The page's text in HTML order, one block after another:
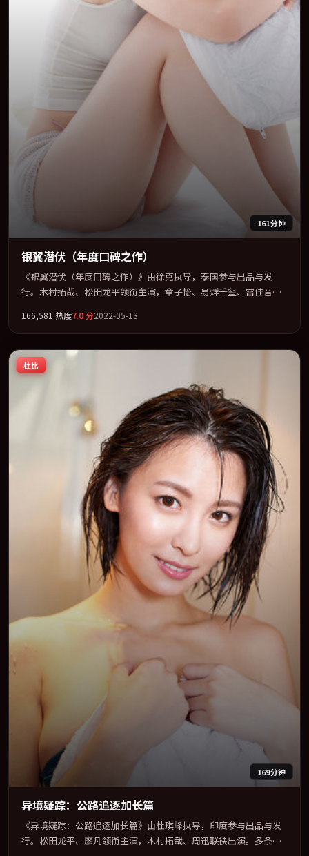
161分钟
银翼潜伏（年度口碑之作）
《银翼潜伏（年度口碑之作）》由徐克执导，泰国参与出品与发
行。木村拓哉、松田龙平领衔主演，章子怡、易烊千玺、雷佳音、
全片以「传记」类型为骨架，在叙事、表演与视听上力求统一。定
于 2022-08-12 在内地院线及主流平台同步亮相，2022 年度话题片
中口碑稳健，适合喜欢强情节与人物弧光的观众完整观看。
166,581 热度7.0分2022-05-13
杜比
169分钟
异境疑踪：公路追逐加长篇
《异境疑踪：公路追逐加长篇》由杜琪峰执导，印度参与出品与发
行。松田龙平、廖凡领衔主演，木村拓哉、周迅联袂出演。多条时